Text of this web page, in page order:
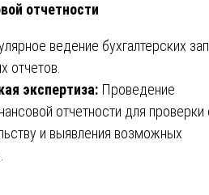
отчетности
ведение бухгалтерских
отчетов.
экспертиза: Проведение
отчетности для проверки
и выявления возможных